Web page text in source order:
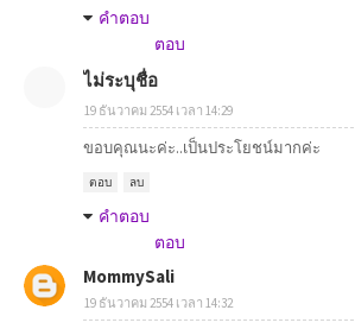
คำตอบ
ตอบ
ไม่ระบุชื่อ
19 ธันวาคม 2554 เวลา 14:29
ขอบคุณนะค่ะ..เป็นประโยชน์มากค่ะ
ตอบ ลบ
คำตอบ
ตอบ
MommySali
19 ธันวาคม 2554 เวลา 14:32